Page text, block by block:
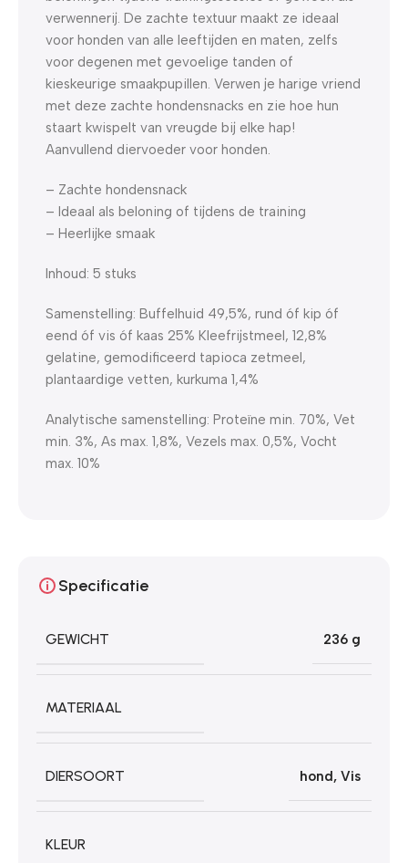
verwennerij. De zachte textuur maakt ze ideaal
voor honden van alle leeftijden en maten, zelfs
voor degenen met gevoelige tanden of
kieskeurige smaakpupillen. Verwen je harige vriend
met deze zachte hondensnacks en zie hoe hun
staart kwispelt van vreugde bij elke hap!
Aanvullend diervoeder voor honden.
– Zachte hondensnack
– Ideaal als beloning of tijdens de training
– Heerlijke smaak
Inhoud: 5 stuks
Samenstelling: Buffelhuid 49,5%, rund óf kip óf
eend óf vis óf kaas 25% Kleefrijstmeel, 12,8%
gelatine, gemodificeerd tapioca zetmeel,
plantaardige vetten, kurkuma 1,4%
Analytische samenstelling: Proteïne min. 70%, Vet
min. 3%, As max. 1,8%, Vezels max. 0,5%, Vocht
max. 10%
Specificatie
GEWICHT 236 g
MATERIAAL
DIERSOORT hond, Vis
KLEUR